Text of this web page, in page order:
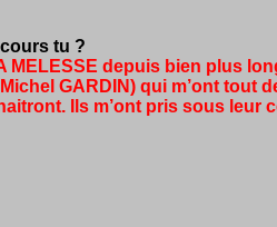
tu ?
depuis bien plus
GARDIN) qui m’ont
Ils m’ont pris sous leur